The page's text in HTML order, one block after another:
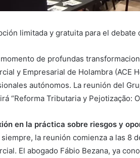
limitada y gratuita para el
momento de profundas
y Empresarial de Holambra (ACE
autónomos. La reunión del
“Reforma Tributaria y Pejotização:
en la práctica sobre riesgos y
siempre, la reunión comienza a las 8
El abogado Fábio Bezana, ya